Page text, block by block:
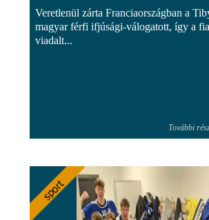
Veretlenül zárta Franciaországban a
magyar férfi ifjúsági-válogatott, így a
viadalt...
További